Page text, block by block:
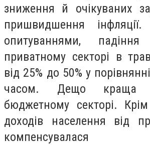
зниження й очікуваних
пришвидшення
опитуваннями,
приватному секторі в
від 25% до 50% у
часом. Дещо краща
бюджетному секторі.
доходів населення від
компенсувалася